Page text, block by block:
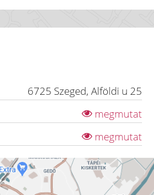
6725 Szeged, Alföldi u 25
megmutat
megmutat